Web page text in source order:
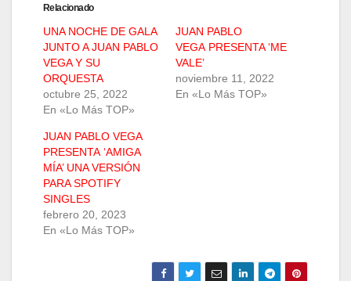
Relacionado
UNA NOCHE DE GALA
JUNTO A JUAN PABLO
VEGA Y SU
ORQUESTA
octubre 25, 2022
En «Lo Más TOP»
JUAN PABLO
VEGA PRESENTA ‘ME
VALE’
noviembre 11, 2022
En «Lo Más TOP»
JUAN PABLO VEGA
PRESENTA ‘AMIGA
MÍA’ UNA VERSIÓN
PARA SPOTIFY
SINGLES
febrero 20, 2023
En «Lo Más TOP»